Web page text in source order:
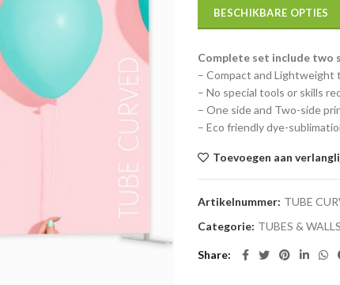
BESCHIKBARE OPTIES
Complete set include two
– Compact and Lightweight
– No special tools or skills
– One side and Two-side
– Eco friendly dye-
Toevoegen aan
Artikelnummer: TUBE
Categorie: TUBES & WALLS
Share